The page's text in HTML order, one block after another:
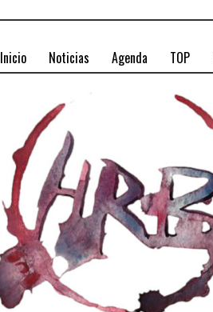
Inicio Noticias Agenda TOP